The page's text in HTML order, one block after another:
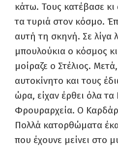
κάτω. Τους κατέβασε κι
τα τυριά στον κόσμο.
αυτή τη σκηνή. Σε λίγα
μπουλούκια ο κόσμος
μοίραζε ο Στέλιος.
αυτοκίνητο και τους
ώρα, είχαν έρθει όλα τα
Φρουραρχεία. Ο
Πολλά κατορθώματα
που έχουνε μείνει στο